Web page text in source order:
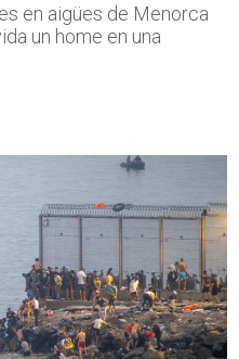
en aigües de Menorca
un home en una